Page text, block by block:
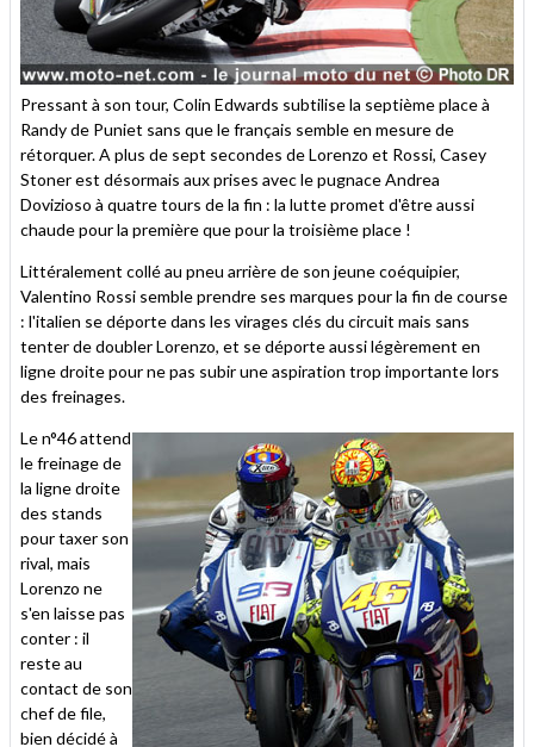
Pressant à son tour, Colin Edwards subtilise la septième place à
Randy de Puniet sans que le français semble en mesure de
rétorquer. A plus de sept secondes de Lorenzo et Rossi, Casey
Stoner est désormais aux prises avec le pugnace Andrea
Dovizioso à quatre tours de la fin : la lutte promet d'être aussi
chaude pour la première que pour la troisième place !
Littéralement collé au pneu arrière de son jeune coéquipier,
Valentino Rossi semble prendre ses marques pour la fin de course
: l'italien se déporte dans les virages clés du circuit mais sans
tenter de doubler Lorenzo, et se déporte aussi légèrement en
ligne droite pour ne pas subir une aspiration trop importante lors
des freinages.
Le n°46 attend
le freinage de
la ligne droite
des stands
pour taxer son
rival, mais
Lorenzo ne
s'en laisse pas
conter : il
reste au
contact de son
chef de file,
bien décidé à